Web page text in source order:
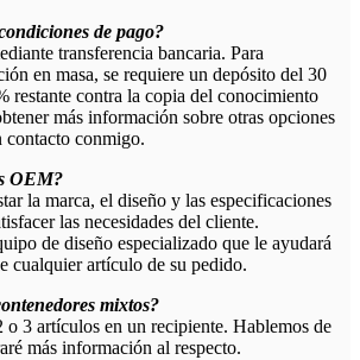
de pago?
transferencia bancaria. Para
en masa, se requiere un depósito del 30
restante contra la copia del conocimiento
más información sobre otras opciones
contacto conmigo.
OEM?
la marca, el diseño y las especificaciones
las necesidades del cliente.
de diseño especializado que le ayudará
cualquier artículo de su pedido.
mixtos?
o 3 artículos en un recipiente. Hablemos de
más información al respecto.